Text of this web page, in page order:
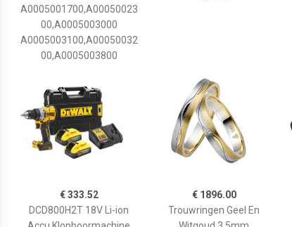
A0005001700,A00050023
00,A0005003000
A0005003100,A00050032
00,A0005003800
€ 333.52
DCD800H2T 18V Li-ion
€ 1896.00
Trouwringen Geel En